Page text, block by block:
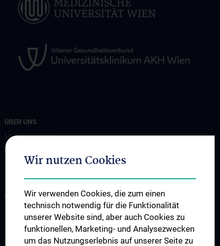
ÜBER UNS
Mitarbeiter:innen
INFORMATIONEN FÜR PATIENT:INNEN
Ablauf der Therapie
Ambulanzen
Ambulantes therapeutisches Angebot
Wir nutzen Cookies
Wir verwenden Cookies, die zum einen
technisch notwendig für die Funktionalität
unserer Website sind, aber auch Cookies zu
funktionellen, Marketing- und Analysezwecken
um das Nutzungserlebnis auf unserer Seite zu